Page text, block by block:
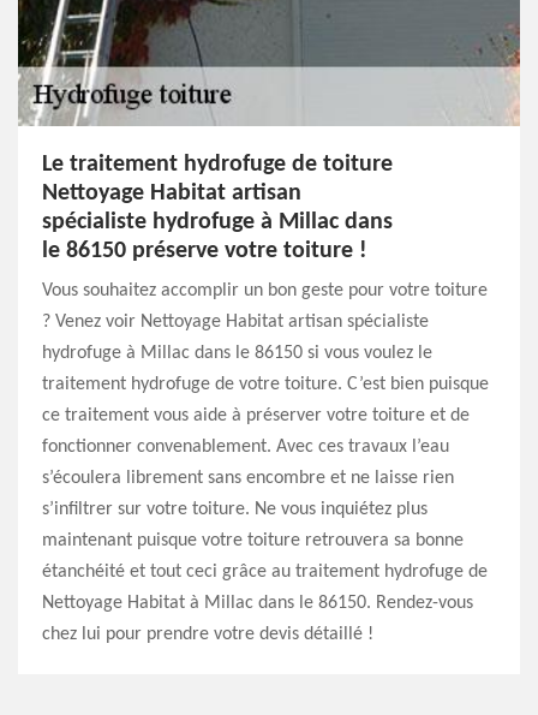
Le traitement hydrofuge de toiture
Nettoyage Habitat artisan
spécialiste hydrofuge à Millac dans
le 86150 préserve votre toiture !
Vous souhaitez accomplir un bon geste pour votre toiture
? Venez voir Nettoyage Habitat artisan spécialiste
hydrofuge à Millac dans le 86150 si vous voulez le
traitement hydrofuge de votre toiture. C’est bien puisque
ce traitement vous aide à préserver votre toiture et de
fonctionner convenablement. Avec ces travaux l’eau
s’écoulera librement sans encombre et ne laisse rien
s’infiltrer sur votre toiture. Ne vous inquiétez plus
maintenant puisque votre toiture retrouvera sa bonne
étanchéité et tout ceci grâce au traitement hydrofuge de
Nettoyage Habitat à Millac dans le 86150. Rendez-vous
chez lui pour prendre votre devis détaillé !